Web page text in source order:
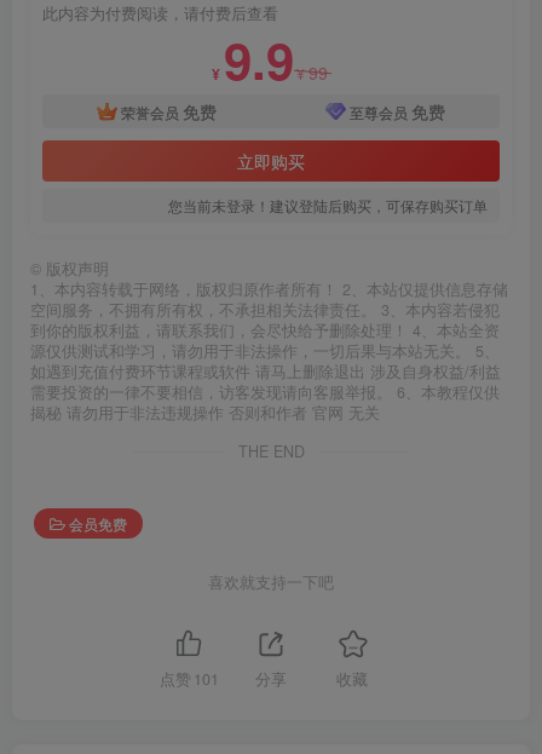
此内容为付费阅读，请付费后查看
¥ 9.9¥99
荣誉会员 免费 至尊会员 免费
立即购买
您当前未登录！建议登陆后购买，可保存购买订单
© 版权声明
1、本内容转载于网络，版权归原作者所有！ 2、本站仅提供信息存储
空间服务，不拥有所有权，不承担相关法律责任。 3、本内容若侵犯
到你的版权利益，请联系我们，会尽快给予删除处理！ 4、本站全资
源仅供测试和学习，请勿用于非法操作，一切后果与本站无关。 5、
如遇到充值付费环节课程或软件 请马上删除退出 涉及自身权益/利益
需要投资的一律不要相信，访客发现请向客服举报。 6、本教程仅供
揭秘 请勿用于非法违规操作 否则和作者 官网 无关
THE END
会员免费
喜欢就支持一下吧
点赞 101 分享 收藏